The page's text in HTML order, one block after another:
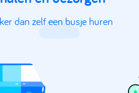
dan zelf een busje huren